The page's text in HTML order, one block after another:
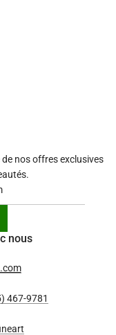
nos offres exclusives
nous
467-9781